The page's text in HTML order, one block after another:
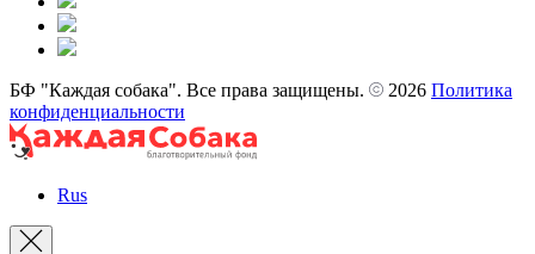
БФ "Каждая собака". Все права защищены. 2026 Политика
конфиденциальности
Rus